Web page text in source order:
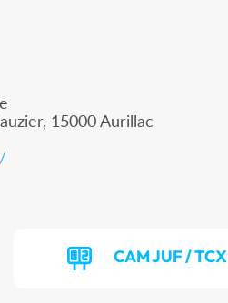
15000 Aurillac
CAM JUF / TCX